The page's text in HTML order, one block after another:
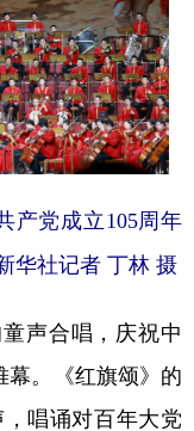
产党成立105周年
华社记者 丁林 摄
声合唱，庆祝中
幕。《红旗颂》的
唱诵对百年大党